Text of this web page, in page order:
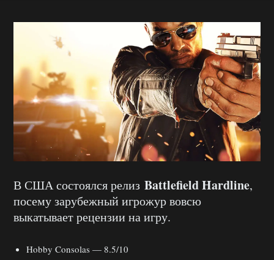
В США состоялся релиз Battlefield Hardline,
посему зарубежный игрожур вовсю
выкатывает рецензии на игру.
Hobby Consolas — 8.5/10